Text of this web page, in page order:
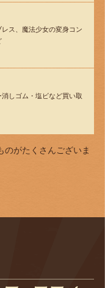
ス、魔法少女の変身コン
しゴム・塩ビなど買い取
のがたくさんございま